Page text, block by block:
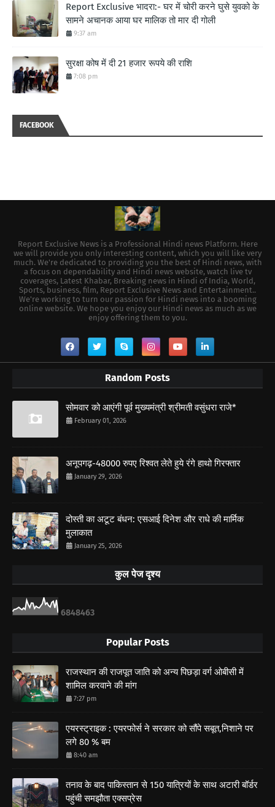
Report Exclusive भादरा:- घर में चोरी करने घुसे युवको के
सामने अचानक आया घर मालिक तो मार दी गोली
9:37 am
सुरक्षा कोष में दी 21 हजार रूपये की राशि
7:08 pm
FACEBOOK
Report Exclusive News is a Professional Hindi news Platform. Here
we will provide you only interesting content, which you will like very
much. We're dedicated to providing you the best of Hindi news, with
a focus on dependability and Hindi news website, watch live tv
coverages, Latest Khabar, Breaking news in Hindi of India, World,
Sports, business, film, Report Exclusive News and Entertainment..
We're working to turn our passion for Hindi news into a booming
online website. We hope you enjoy our Hindi news as much as we
enjoy offering them to you.
Random Posts
सोमवार को आएंगी पूर्व मुख्यमंत्री श्रीमती वसुंधरा राजे*
February 01, 2026
अनूपगढ़-48000 रुपए रिश्वत लेते हुये रंगे हाथो गिरफ्तार
January 29, 2026
दोस्ती का अटूट बंधन: एसआई दिनेश और राधे की मार्मिक
मुलाकात
January 25, 2026
कुल पेज दृश्य
6848463
Popular Posts
राजस्थान की राजपूत जाति को अन्य पिछड़ा वर्ग ओबीसी में
शामिल करवाने की मांग
7:27 pm
एयरस्ट्राइक : एयरफोर्स ने सरकार को सौंपे सबूत,निशाने पर
लगे 80 % बम
8:40 am
तनाव के बाद पाकिस्तान से 150 यात्रियों के साथ अटारी बॉर्डर
पहुंची समझौता एक्सप्रेस